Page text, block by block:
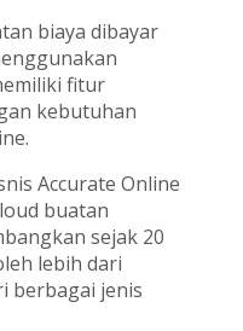
biaya dibayar
fitur
kebutuhan
Accurate Online
buatan
sejak 20
lebih dari
berbagai jenis